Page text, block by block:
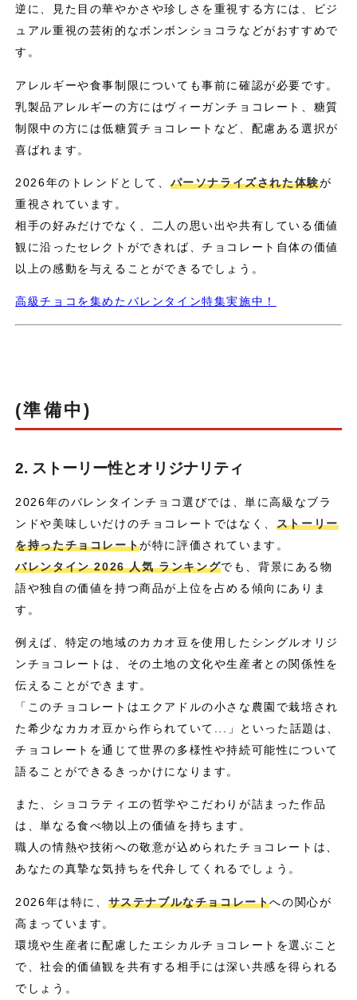
逆に、見た目の華やかさや珍しさを重視する方には、ビジ
ュアル重視の芸術的なボンボンショコラなどがおすすめで
す。
アレルギーや食事制限についても事前に確認が必要です。
乳製品アレルギーの方にはヴィーガンチョコレート、糖質
制限中の方には低糖質チョコレートなど、配慮ある選択が
喜ばれます。
2026年のトレンドとして、 パーソナライズされた体験が
重視されています。
相手の好みだけでなく、二人の思い出や共有している価値
観に沿ったセレクトができれば、チョコレート自体の価値
以上の感動を与えることができるでしょう。
高級チョコを集めたバレンタイン特集実施中！
(準備中)
2. ストーリー性とオリジナリティ
2026年のバレンタインチョコ選びでは、単に高級なブラ
ンドや美味しいだけのチョコレートではなく、 ストーリー
を持ったチョコレートが特に評価されています。
バレンタイン 2026 人気 ランキングでも、背景にある物
語や独自の価値を持つ商品が上位を占める傾向にありま
す。
例えば、特定の地域のカカオ豆を使用したシングルオリジ
ンチョコレートは、その土地の文化や生産者との関係性を
伝えることができます。
「このチョコレートはエクアドルの小さな農園で栽培され
た希少なカカオ豆から作られていて...」といった話題は、
チョコレートを通じて世界の多様性や持続可能性について
語ることができるきっかけになります。
また、ショコラティエの哲学やこだわりが詰まった作品
は、単なる食べ物以上の価値を持ちます。
職人の情熱や技術への敬意が込められたチョコレートは、
あなたの真摯な気持ちを代弁してくれるでしょう。
2026年は特に、 サステナブルなチョコレートへの関心が
高まっています。
環境や生産者に配慮したエシカルチョコレートを選ぶこと
で、社会的価値観を共有する相手には深い共感を得られる
でしょう。